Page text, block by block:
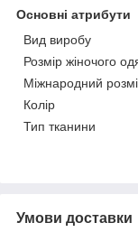
Основні атрибути
Вид виробу
Розмір жіночого
Міжнародний
Колір
Тип тканини
Умови доставки